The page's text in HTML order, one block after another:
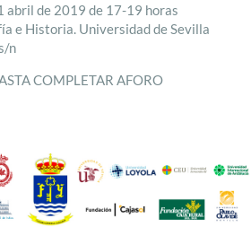
abril de 2019 de 17-19 horas
e Historia. Universidad de Sevilla
n
COMPLETAR AFORO